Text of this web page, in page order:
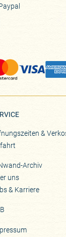
&
Archiv
uns
& Karriere